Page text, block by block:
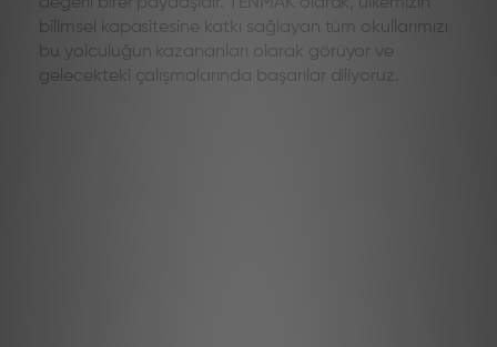
bilimsel kapasitesine katkı sağlayan tüm okullarımızı
bu yolculuğun kazananları olarak görüyor ve
gelecekteki çalışmalarında başarılar diliyoruz.